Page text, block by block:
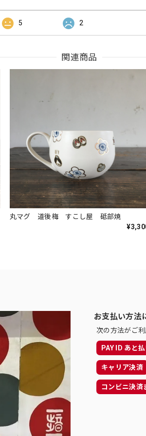
5 2
関連商品
丸マグ 道後梅 すこし屋 砥部焼
お支払い方法
次の方法がご利
PAY ID あと
キャリア決済
コンビニ決